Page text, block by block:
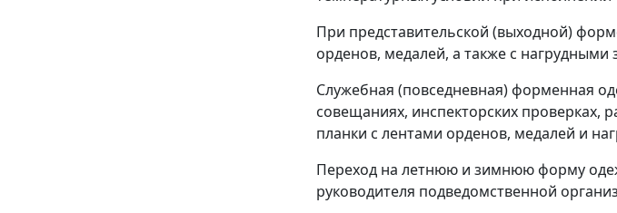
При представительской (выходной)
орденов, медалей, а также с нагрудными
Служебная (повседневная) форменная
совещаниях, инспекторских проверках,
планки с лентами орденов, медалей и
Переход на летнюю и зимнюю форму
руководителя подведомственной